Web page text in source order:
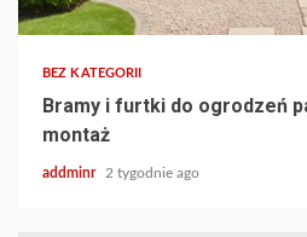
BEZ KATEGORII
Bramy i furtki do ogrodzeń
montaż
addminr 2 tygodnie ago